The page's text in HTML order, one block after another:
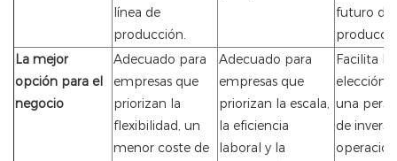
línea de
producción.
futuro de
La mejor
opción para el
negocio
Adecuado para
empresas que
priorizan la
flexibilidad, un
menor coste de
Adecuado para
empresas que
priorizan la escala,
la eficiencia
laboral y la
Facilita la
elección
una
de